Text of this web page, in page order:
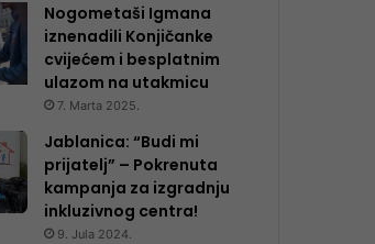
Nogometaši Igmana
iznenadili Konjičanke
cvijećem i besplatnim
ulazom na utakmicu
7. Marta 2025.
Jablanica: “Budi mi
prijatelj” – Pokrenuta
kampanja za izgradnju
inkluzivnog centra!
9. Jula 2024.